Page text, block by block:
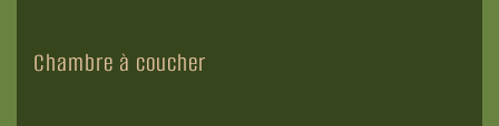
Chambre à coucher